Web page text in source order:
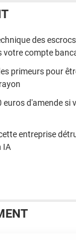
des
votre compte
primeurs pour
d'amende si
entreprise
IA